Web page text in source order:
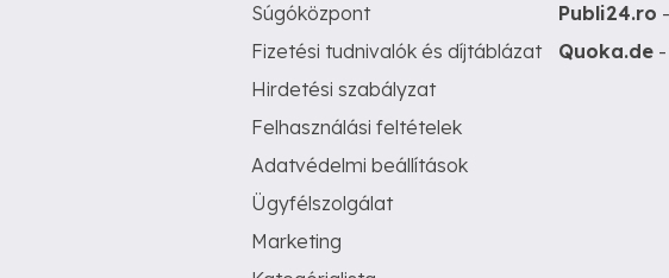
Súgóközpont
Fizetési tudnivalók és díjtáblázat
Hirdetési szabályzat
Felhasználási feltételek
Adatvédelmi beállítások
Ügyfélszolgálat
Marketing
Publi24.ro
Quoka.de